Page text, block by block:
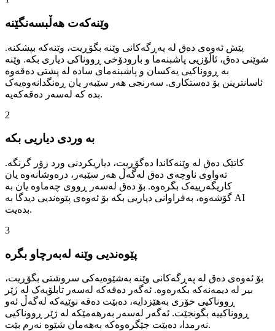
وێنەکەت هەڵبسەنگێنە
پێش ئەوەی دەق لە پەڕگەکانی وێنە بگۆڕیت، وێنەکە بپشکنە.
شوێنی دەق، ئاڵۆزیی پاشبنەما و بارودۆخی ڕووناکی دیاری بکە. وێنە
بە ڕووناکیی یەکسان و پاشبنەمای سادە لە پشتی دەقەوە
ئاسانترینن بۆ دەستکاری. سەرنجی هەر سێبەر یان ڕەنگدانەوەیەک
بدە کە لەسەر دەقەکەیە.
2
بە وردی دیاریی بکە
کاتێک دەق لە وێنەکاندا دەگۆڕیت، دیاریکردنی ورد زۆر گرنگە.
تەواوی ناوچەی دەق لەگەڵ هەر سێبەر، درەوشانەوە یان
کاریگەرییەک بگرەوە. بۆ دەق لەسەر ڕووی چەماوە یان بە
گۆشەوە، بەفراوانی دیاریی بکە بۆ ئەوەی پێوەندیی دیدگا بە AI
بدەیت.
3
پێوەندیی وێنە لەبەرچاو بگرە
بۆ ئەوەی دەق لە پەڕگەکانی وێنە بەشێوەیەکی سروشتی بگۆڕیت،
بیر لە دیمەنەکە بکەرەوە. ئەگەر دەقەکە لەسەر تابلۆیەک لە ژێر
ڕووناکیی خۆری بەهێزدایە، دەبێت دەقە نوێیەکە لەگەڵ ئەو
ڕووناکییە بگونجێت. ئەگەر لەسەر بەرهەمێکە لە ژێر ڕووناکیی
نەرمدا، دەبێت جێگرەوەکە بەهەمان شێوە نەرم بێت.